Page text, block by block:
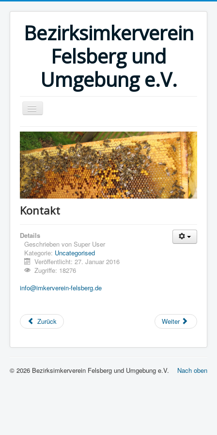
Bezirksimkerverein
Felsberg und
Umgebung e.V.
Home
Kalender
Museum
Honig vom Imker
Links
Impressum
Kontakt
Details
Geschrieben von Super User
Kategorie: Uncategorised
Veröffentlicht: 27. Januar 2016
Zugriffe: 18276
info@imkerverein-felsberg.de
Zurück Weiter
Nach oben
© 2026 Bezirksimkerverein Felsberg und Umgebung e.V.